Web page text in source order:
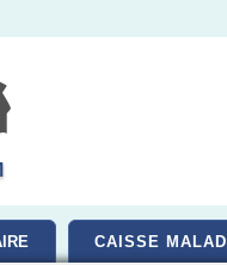
CAISSE